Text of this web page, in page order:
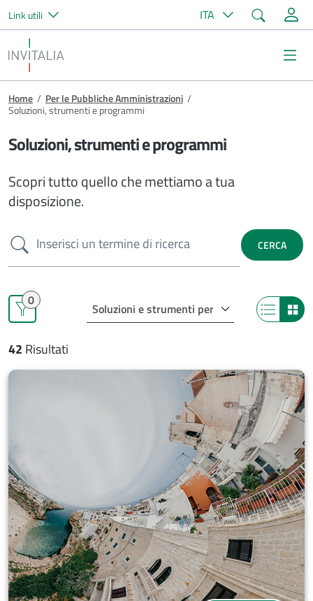
Salta al contenuto principale
Link utili ITA Cerca
Invitalia
Briciole di pane
Home / Per le Pubbliche Amministrazioni /
Soluzioni, strumenti e programmi
Soluzioni, strumenti e programmi
Scopri tutto quello che mettiamo a tua
disposizione.
Cerca CERCA
0 Quickswitch catalog
42 Risultati